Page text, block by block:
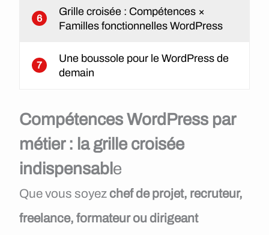
6
Grille croisée : Compétences ×
Familles fonctionnelles WordPress
7
Une boussole pour le WordPress de
demain
Compétences WordPress par
métier : la grille croisée
indispensabl e
Que vous soyezchef de projet, recruteur,
freelance, formateur ou dirigeant